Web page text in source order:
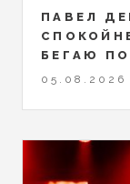
ПАВЕЛ
БЕГАЮ
05.08.2026